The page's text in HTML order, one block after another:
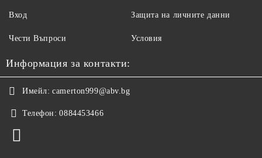
Вход
Чести Въпроси
Защита на личните данни
Условия
Информация за контакти:
Имейл: camerton999@abv.bg
Телефон: 0884453466